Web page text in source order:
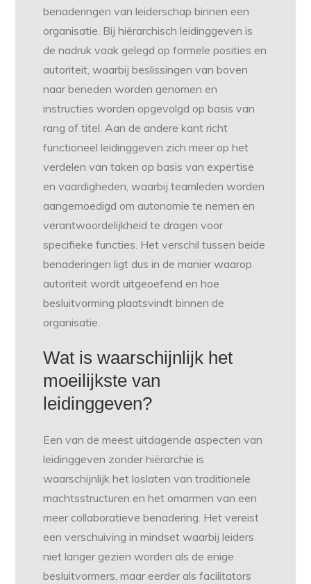
benaderingen van leiderschap binnen een
organisatie. Bij hiërarchisch leidinggeven is
de nadruk vaak gelegd op formele posities en
autoriteit, waarbij beslissingen van boven
naar beneden worden genomen en
instructies worden opgevolgd op basis van
rang of titel. Aan de andere kant richt
functioneel leidinggeven zich meer op het
verdelen van taken op basis van expertise
en vaardigheden, waarbij teamleden worden
aangemoedigd om autonomie te nemen en
verantwoordelijkheid te dragen voor
specifieke functies. Het verschil tussen beide
benaderingen ligt dus in de manier waarop
autoriteit wordt uitgeoefend en hoe
besluitvorming plaatsvindt binnen de
organisatie.
Wat is waarschijnlijk het
moeilijkste van
leidinggeven?
Een van de meest uitdagende aspecten van
leidinggeven zonder hiërarchie is
waarschijnlijk het loslaten van traditionele
machtsstructuren en het omarmen van een
meer collaboratieve benadering. Het vereist
een verschuiving in mindset waarbij leiders
niet langer gezien worden als de enige
besluitvormers, maar eerder als facilitators